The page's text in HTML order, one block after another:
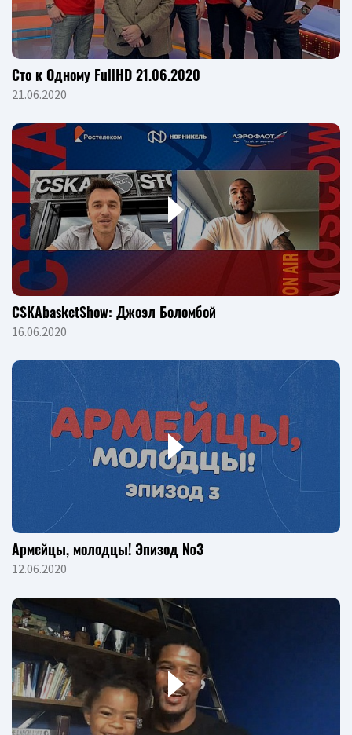
Сто к Одному FullHD 21.06.2020
21.06.2020
CSKAbasketShow: Джоэл Боломбой
16.06.2020
Армейцы, молодцы! Эпизод №3
12.06.2020